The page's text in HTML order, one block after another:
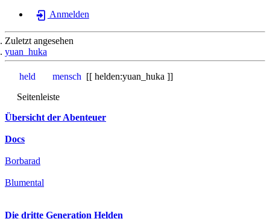
Anmelden
Zuletzt angesehen
yuan_huka
held mensch
helden:yuan_huka
Seitenleiste
Übersicht der Abenteuer
Docs
Borbarad
Blumental
Die dritte Generation Helden